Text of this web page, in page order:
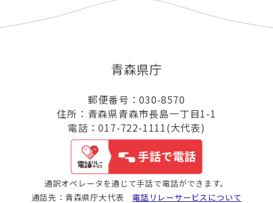
青森県庁
郵便番号：030-8570
住所：青森県青森市長島一丁目1-1
電話：017-722-1111(大代表)
通訳オペレータを通じて手話で電話ができます。
通話先：青森県庁大代表 電話リレーサービスについて